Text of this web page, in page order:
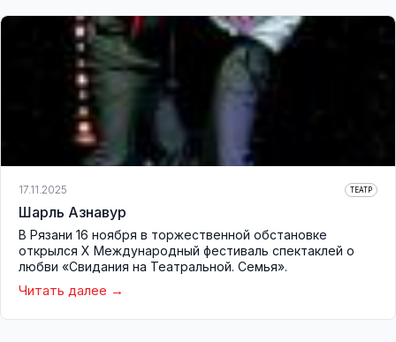
17.11.2025 ТЕАТР
Шарль Азнавур
В Рязани 16 ноября в торжественной обстановке
открылся Х Международный фестиваль спектаклей о
любви «Свидания на Театральной. Семья».
Читать далее